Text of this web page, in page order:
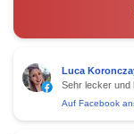
Luca
Sehr lecker und
Auf Facebook